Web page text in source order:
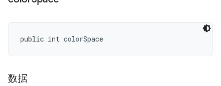
public int colorSpace
数据